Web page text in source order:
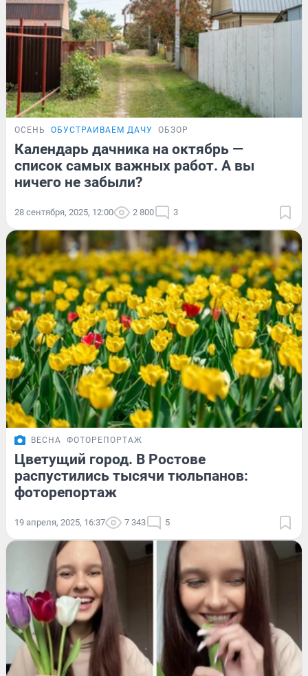
ОСЕНЬ ОБУСТРАИВАЕМ ДАЧУ ОБЗОР
Календарь дачника на октябрь —
список самых важных работ. А вы
ничего не забыли?
28 сентября, 2025, 12:00 2 800 3
ВЕСНА ФОТОРЕПОРТАЖ
Цветущий город. В Ростове
распустились тысячи тюльпанов:
фоторепортаж
19 апреля, 2025, 16:37 7 343 5